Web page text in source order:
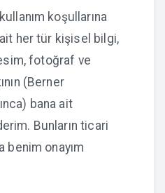
koşullarına
her tür kişisel bilgi,
fotoğraf ve
(Berner
bana ait
Bunların ticari
benim onayım